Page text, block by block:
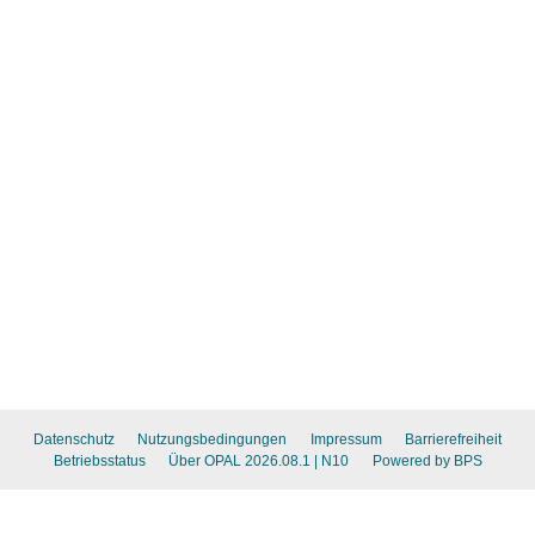
Datenschutz Nutzungsbedingungen Impressum
Barrierefreiheit
Betriebsstatus
Über OPAL 2026.08.1 | N10 Powered by BPS